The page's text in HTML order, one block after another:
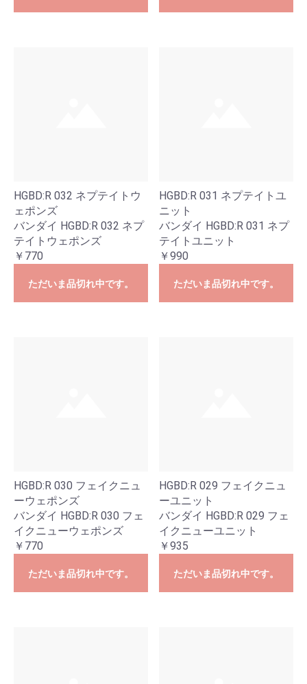
HGBD:R 032 ネプテイトウ
ェポンズ
バンダイ HGBD:R 032 ネプ
テイトウェポンズ
￥770
ただいま品切れ中です。
HGBD:R 031 ネプテイトユ
ニット
バンダイ HGBD:R 031 ネプ
テイトユニット
￥990
ただいま品切れ中です。
HGBD:R 030 フェイクニュ
ーウェポンズ
バンダイ HGBD:R 030 フェ
イクニューウェポンズ
￥770
ただいま品切れ中です。
HGBD:R 029 フェイクニュ
ーユニット
バンダイ HGBD:R 029 フェ
イクニューユニット
￥935
ただいま品切れ中です。